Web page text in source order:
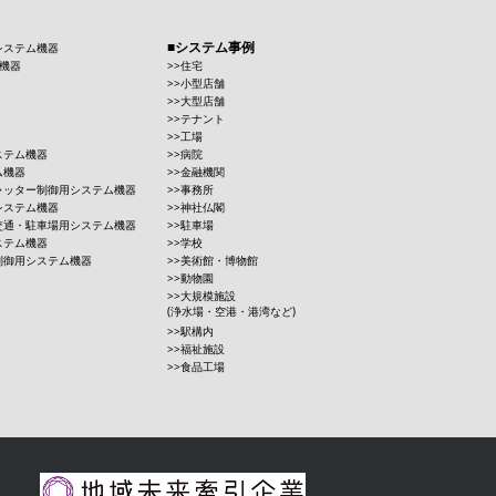
テム機器
器
テム機器
機器
ッター制御用システム機器
テム機器
・駐車場用システム機器
テム機器
用システム機器
システム事例
住宅
小型店舗
大型店舗
テナント
工場
病院
金融機関
事務所
神社仏閣
駐車場
学校
美術館・博物館
動物園
大規模施設
(浄水場・空港・港湾など)
駅構内
福祉施設
食品工場